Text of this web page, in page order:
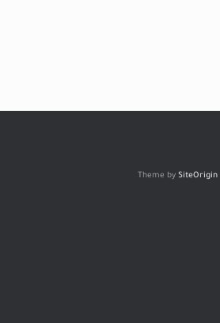
Theme by SiteOrigin